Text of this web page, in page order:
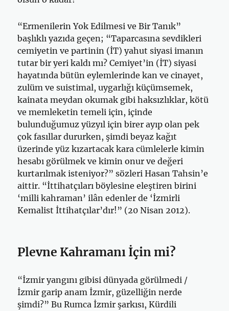
“Ermenilerin Yok Edilmesi ve Bir Tanık”
başlıklı yazıda geçen; “Taparcasına sevdikleri
cemiyetin ve partinin (İT) yahut siyasi imanın
tutar bir yeri kaldı mı? Cemiyet’in (İT) siyasi
hayatında bütün eylemlerinde kan ve cinayet,
zulüm ve suistimal, uygarlığı küçümsemek,
kainata meydan okumak gibi haksızlıklar, kötü
ve memleketin temeli için, içinde
bulunduğumuz yüzyıl için birer ayıp olan pek
çok fasıllar dururken, şimdi beyaz kağıt
üzerinde yüz kızartacak kara cümlelerle kimin
hesabı görülmek ve kimin onur ve değeri
kurtarılmak isteniyor?” sözleri Hasan Tahsin’e
aittir. “İttihatçıları böylesine eleştiren birini
‘milli kahraman’ ilân edenler de ‘İzmirli
Kemalist İttihatçılar’dır!” (20 Nisan 2012).
Plevne Kahramanı İçin mi?
“İzmir yangını gibisi dünyada görülmedi /
İzmir garip anam İzmir, güzelliğin nerde
şimdi?” Bu Rumca İzmir şarkısı, Kürdili